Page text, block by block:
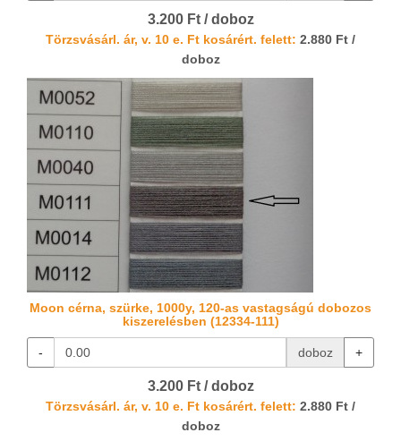
3.200 Ft / doboz
Törzsvásárl. ár, v. 10 e. Ft kosárért. felett: 2.880 Ft /
doboz
Moon cérna, szürke, 1000y, 120-as vastagságú dobozos
kiszerelésben (12334-111)
- doboz +
3.200 Ft / doboz
Törzsvásárl. ár, v. 10 e. Ft kosárért. felett: 2.880 Ft /
doboz